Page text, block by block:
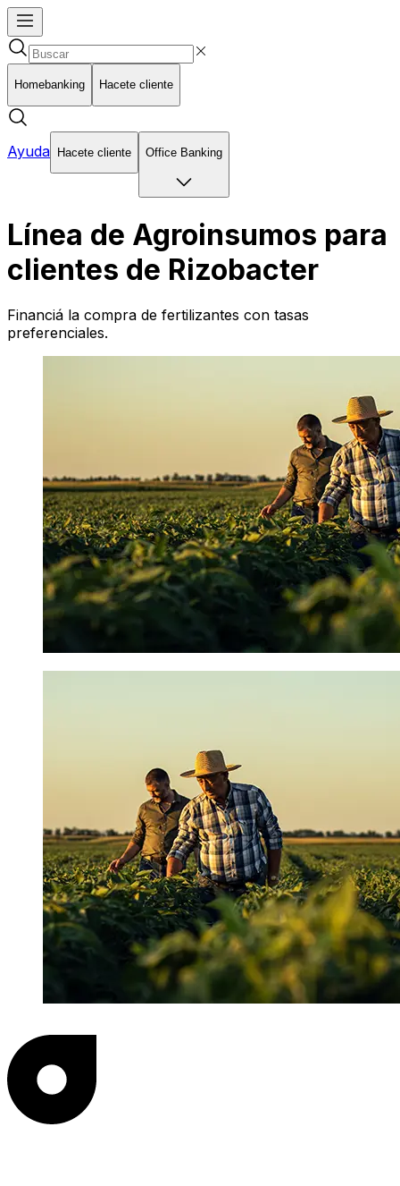
Homebanking Hacete cliente
Ayuda Hacete cliente Office Banking
Línea de Agroinsumos para
clientes de Rizobacter
Financiá la compra de fertilizantes con tasas
preferenciales.